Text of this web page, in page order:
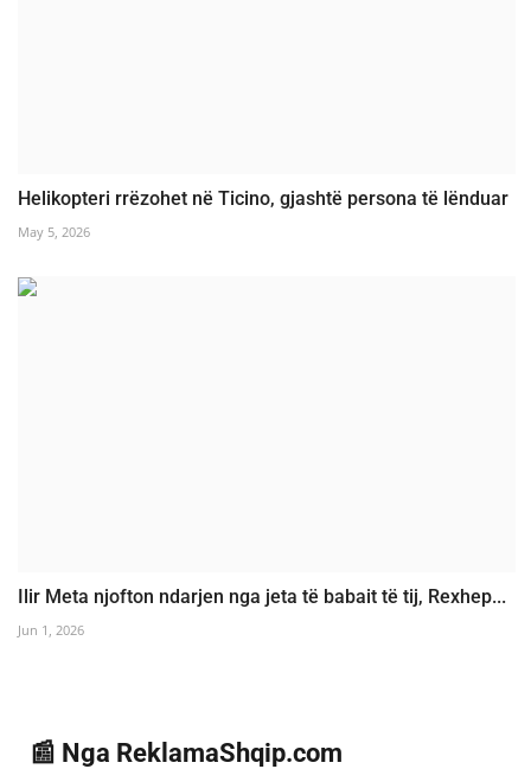
Helikopteri rrëzohet në Ticino, gjashtë persona të lënduar
May 5, 2026
Ilir Meta njofton ndarjen nga jeta të babait të tij, Rexhep...
Jun 1, 2026
📰 Nga ReklamaShqip.com